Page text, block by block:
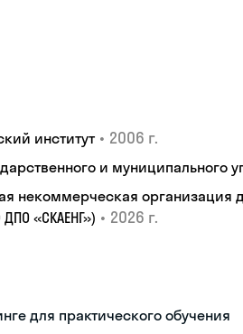
институт • 2006 г.
и муниципального
некоммерческая организация
«СКАЕНГ») • 2026 г.
для практического обучения